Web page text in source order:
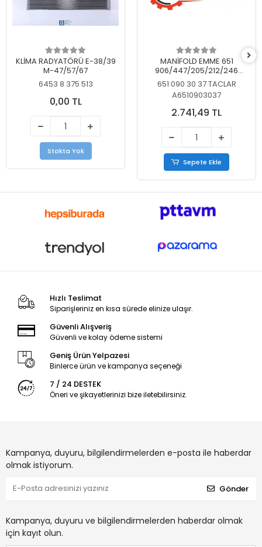
KLİMA RADYATÖRÜ E-38/39
M-47/57/67
6453 8 375 513
0,00 TL
Stokta Yok
MANİFOLD EMME 651
906/447/205/212/246
KELEBEKSİZ
651 090 30 37 TACLAR
A6510903037
2.741,49 TL
Sepete Ekle
Hızlı Teslimat
Siparişleriniz en kısa sürede elinize ulaşır.
Güvenli Alışveriş
Güvenli ve kolay ödeme sistemi
Geniş Ürün Yelpazesi
Binlerce ürün ve kampanya seçeneği
7 / 24 DESTEK
Öneri ve şikayetlerinizi bize iletebilirsiniz.
Kampanya, duyuru, bilgilendirmelerden e-posta ile haberdar
olmak istiyorum.
Gönder
Kampanya, duyuru ve bilgilendirmelerden haberdar olmak
için kayıt olun.